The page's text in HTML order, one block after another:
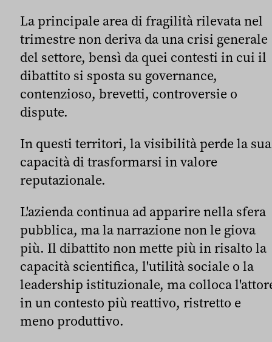
La principale area di fragilità rilevata nel
trimestre non deriva da una crisi generale
del settore, bensì da quei contesti in cui il
dibattito si sposta su governance,
contenzioso, brevetti, controversie o
dispute.
In questi territori, la visibilità perde la sua
capacità di trasformarsi in valore
reputazionale.
L'azienda continua ad apparire nella sfera
pubblica, ma la narrazione non le giova
più. Il dibattito non mette più in risalto la
capacità scientifica, l'utilità sociale o la
leadership istituzionale, ma colloca
in un contesto più reattivo, ristretto e
meno produttivo.